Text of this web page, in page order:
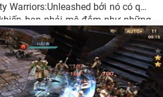
Warriors:Unleashed bởi nó có quá
bạn phải mê đắm như những
thể hiện trong 20 năm qua.